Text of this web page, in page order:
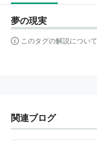
夢の現実
このタグの解説について
関連ブログ